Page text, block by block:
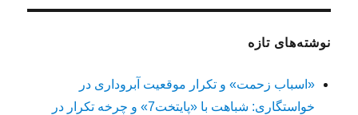
نوشته‌های تازه
«اسباب زحمت» و تکرار موقعیت آبروداری در
خواستگاری: شباهت با «پایتخت7» و چرخه تکرار در